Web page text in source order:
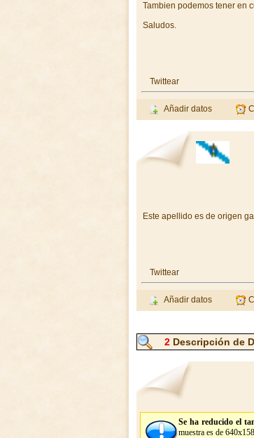
Tambien podemos tener en
Saludos.
Twittear
Añadir datos
Este apellido es de origen
Twittear
Añadir datos
2 Descripción de
Se ha reducido el
muestra es de